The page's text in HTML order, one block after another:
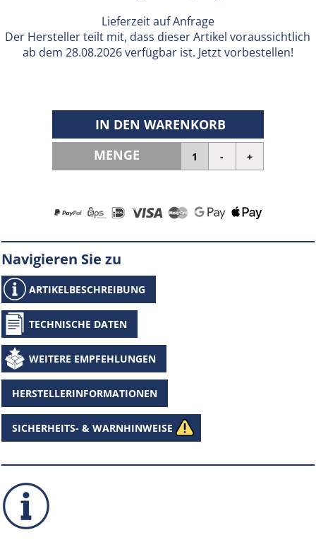
Lieferzeit auf Anfrage
Der Hersteller teilt mit, dass dieser Artikel voraussichtlich
ab dem 28.08.2026 verfügbar ist. Jetzt vorbestellen!
IN DEN WARENKORB
MENGE
Navigieren Sie zu
ARTIKELBESCHREIBUNG
TECHNISCHE DATEN
WEITERE EMPFEHLUNGEN
HERSTELLERINFORMATIONEN
SICHERHEITS- & WARNHINWEISE